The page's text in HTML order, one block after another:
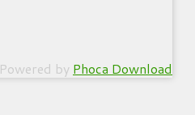
Powered by Phoca Download